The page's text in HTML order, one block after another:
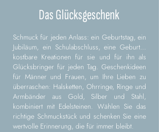
Das Glücksgeschenk
Schmuck für jeden Anlass: ein Geburtstag, ein
Jubiläum, ein Schulabschluss, eine Geburt...
kostbare Kreationen für sie und für ihn als
Glücksbringer für jeden Tag. Geschenkideen
für Männer und Frauen, um Ihre Lieben zu
überraschen: Halsketten, Ohrringe, Ringe und
Armbänder aus Gold, Silber und Stahl,
kombiniert mit Edelsteinen. Wählen Sie das
richtige Schmuckstück und schenken Sie eine
wertvolle Erinnerung, die für immer bleibt.